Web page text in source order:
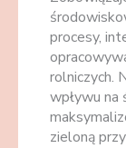
procesy,
rolniczych.
wpływu na
zieloną